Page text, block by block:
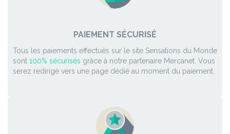
PAIEMENT SÉCURISÉ
Tous les paiements effectués sur le site Sensations du Monde
sont 100% sécurisés grâce à notre partenaire Mercanet. Vous
serez redirigé vers une page dédié au moment du paiement.